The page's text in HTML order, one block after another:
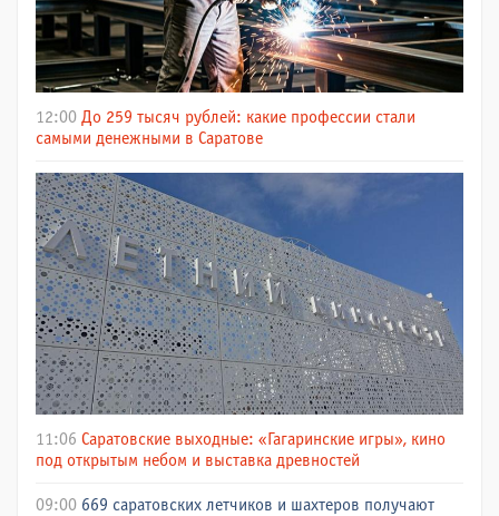
12:00 До 259 тысяч рублей: какие профессии стали
самыми денежными в Саратове
11:06 Саратовские выходные: «Гагаринские игры», кино
под открытым небом и выставка древностей
09:00 669 саратовских летчиков и шахтеров получают